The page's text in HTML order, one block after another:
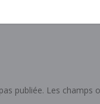
publiée. Les champs